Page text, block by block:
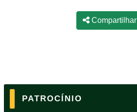
Compartilhar
PATROCÍNIO